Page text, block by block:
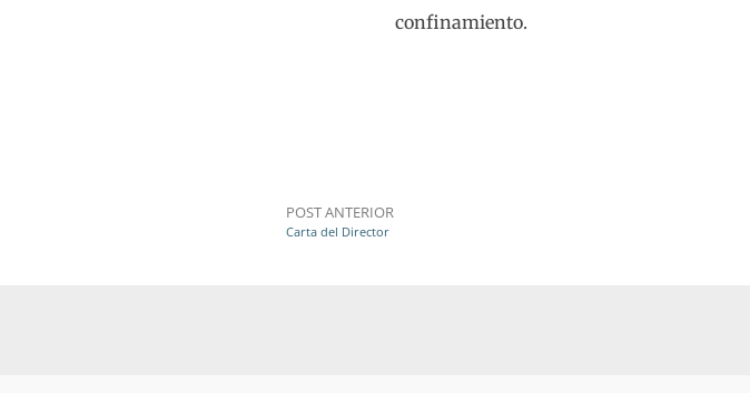
confinamiento.
POST ANTERIOR
Carta del Director